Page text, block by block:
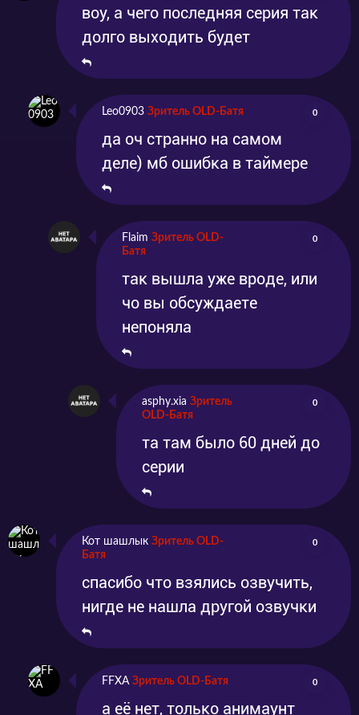
воу, а чего последняя серия так
долго выходить будет
Leo0903 Зритель OLD-Батя 0
да оч странно на самом
деле) мб ошибка в таймере
Flaim Зритель OLD-
Батя
0
так вышла уже вроде, или
чо вы обсуждаете
непоняла
asphy.xia Зритель
OLD-Батя
0
та там было 60 дней до
серии
Кот шашлык Зритель OLD-
Батя
0
спасибо что взялись озвучить,
нигде не нашла другой озвучки
FFXA Зритель OLD-Батя 0
а её нет, только анимаунт